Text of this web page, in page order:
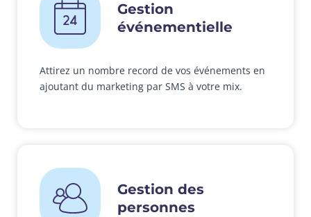
Gestion
événementielle
Attirez un nombre record de vos événements en
ajoutant du marketing par SMS à votre mix.
Gestion des
personnes